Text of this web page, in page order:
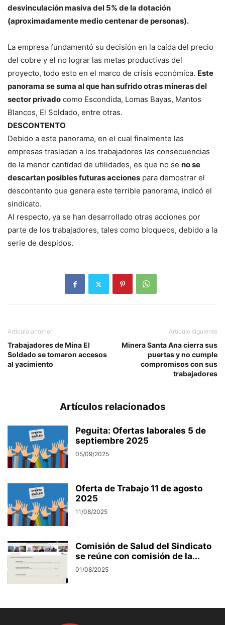
desvinculación masiva del 5% de la dotación
(aproximadamente medio centenar de personas).
La empresa fundamentó su decisión en la caída del precio
del cobre y el no lograr las metas productivas del
proyecto, todo esto en el marco de crisis económica. Este
panorama se suma al que han sufrido otras mineras del
sector privado como Escondida, Lomas Bayas, Mantos
Blancos, El Soldado, entre otras.
DESCONTENTO
Debido a este panorama, en el cual finalmente las
empresas trasladan a los trabajadores las consecuencias
de la menor cantidad de utilidades, es que no se no se
descartan posibles futuras acciones para demostrar el
descontento que genera este terrible panorama, indicó el
sindicato.
Al respecto, ya se han desarrollado otras acciones por
parte de los trabajadores, tales como bloqueos, debido a la
serie de despidos.
Artículo anterior
Trabajadores de Mina El
Soldado se tomaron accesos
al yacimiento
Artículo siguiente
Minera Santa Ana cierra sus
puertas y no cumple
compromisos con sus
trabajadores
Artículos relacionados
Peguita: Ofertas laborales 5 de
septiembre 2025
05/09/2025
Oferta de Trabajo 11 de agosto
2025
11/08/2025
Comisión de Salud del Sindicato
se reúne con comisión de la...
01/08/2025